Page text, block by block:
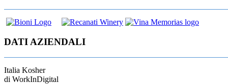
DATI AZIENDALI
Italia Kosher
di WorkInDigital